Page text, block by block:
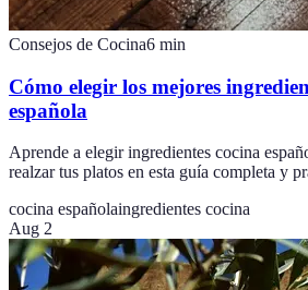
Consejos de Cocina6 min
Cómo elegir los mejores
española
Aprende a elegir ingredientes cocina
realzar tus platos en esta guía completa y
cocina españolaingredientes cocina
Aug 2